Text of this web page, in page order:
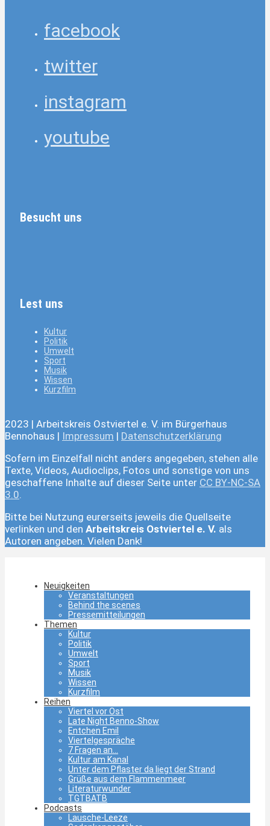
facebook
twitter
instagram
youtube
Besucht uns
Lest uns
Kultur
Politik
Umwelt
Sport
Musik
Wissen
Kurzfilm
2023 | Arbeitskreis Ostviertel e. V. im Bürgerhaus
Bennohaus | Impressum | Datenschutzerklärung
Sofern im Einzelfall nicht anders angegeben, stehen alle
Texte, Videos, Audioclips, Fotos und sonstige von uns
geschaffene Inhalte auf dieser Seite unter CC BY-NC-SA
3.0.
Bitte bei Nutzung eurerseits jeweils die Quellseite
verlinken und den Arbeitskreis Ostviertel e. V. als
Autoren angeben. Vielen Dank!
Neuigkeiten
Veranstaltungen
Behind the scenes
Pressemitteilungen
Themen
Kultur
Politik
Umwelt
Sport
Musik
Wissen
Kurzfilm
Reihen
Viertel vor Ost
Late Night Benno-Show
Entchen Emil
Viertelgespräche
7 Fragen an…
Kultur am Kanal
Unter dem Pflaster da liegt der Strand
Grüße aus dem Flammenmeer
Literaturwunder
TGTBATB
Podcasts
Lausche-Leeze